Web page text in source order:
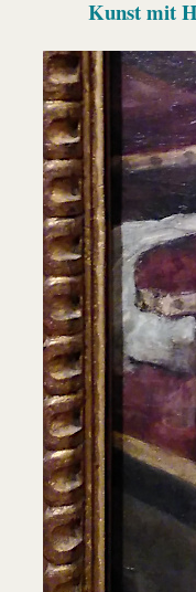
Kunst mit